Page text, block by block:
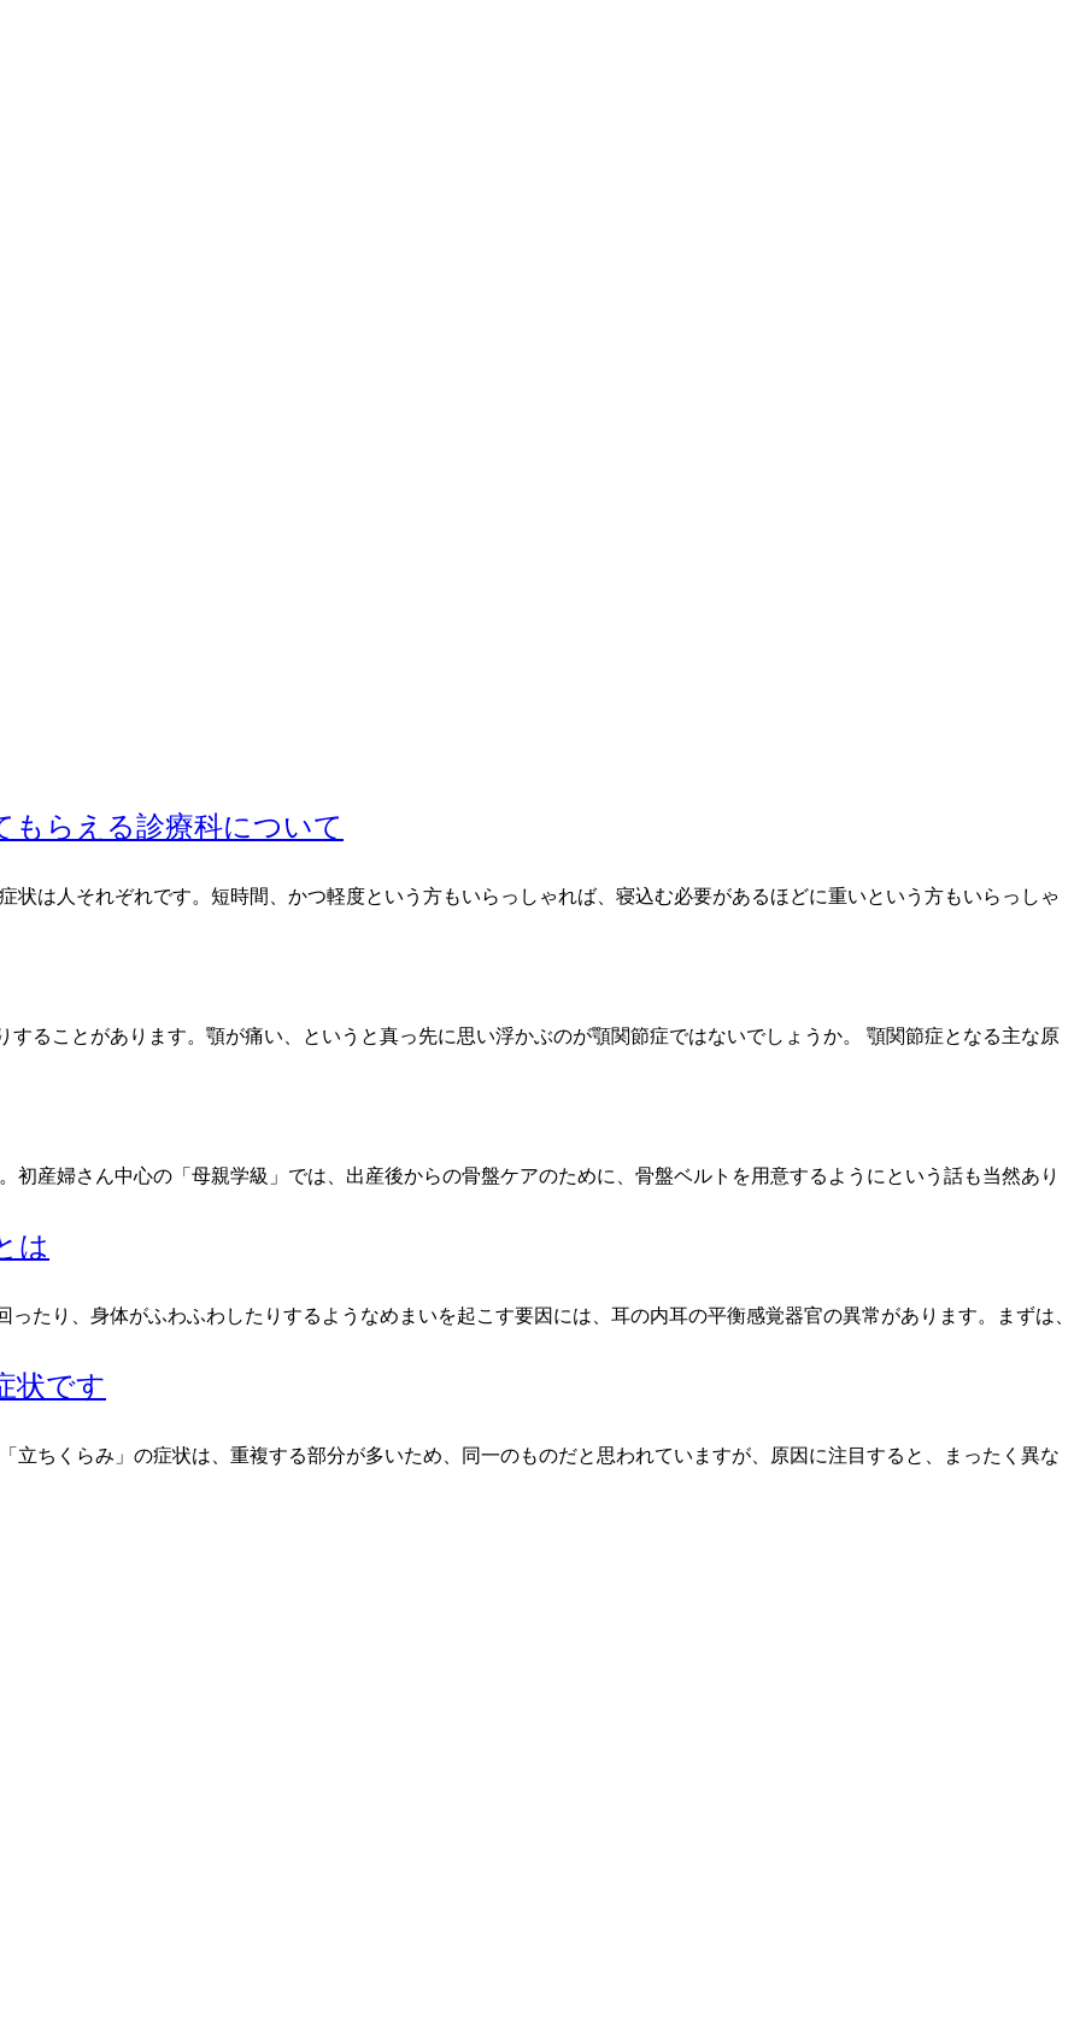
もらえる診療科について
状は人それぞれです。短時間、かつ軽度という方もいらっしゃれば、寝込む必要があるほどに重いという方もいらっしゃ
ることがあります。顎が痛い、というと真っ先に思い浮かぶのが顎関節症ではないでしょうか。 顎関節症となる主な原
初産婦さん中心の「母親学級」では、出産後からの骨盤ケアのために、骨盤ベルトを用意するようにという話も当然あり
は
たり、身体がふわふわしたりするようなめまいを起こす要因には、耳の内耳の平衡感覚器官の異常があります。まずは、
状です
立ちくらみ」の症状は、重複する部分が多いため、同一のものだと思われていますが、原因に注目すると、まったく異な